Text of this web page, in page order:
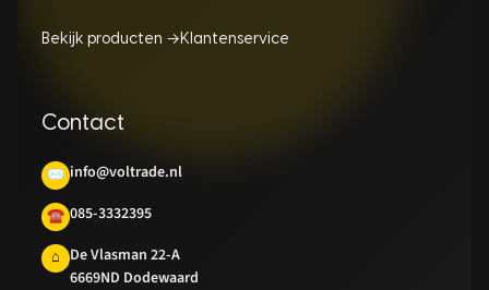
Bekijk producten → Klantenservice
Contact
✉ info@voltrade.nl
☎ 085-3332395
⌂
De Vlasman 22-A
6669ND Dodewaard